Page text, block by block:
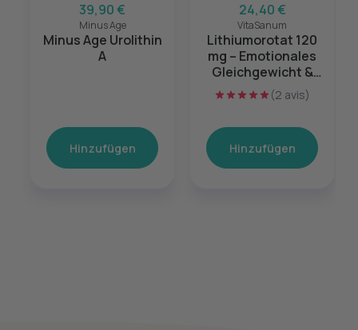
39,90 €
Minus Age
Minus Age Urolithin
A
Hinzufügen
24,40 €
VitaSanum
Lithiumorotat 120
mg – Emotionales
Gleichgewicht &
mentale Balance –
60 Kapseln
(2 avis)
Hinzufügen